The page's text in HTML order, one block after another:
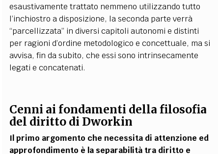
esaustivamente trattato nemmeno utilizzando tutto
l’inchiostro a disposizione, la seconda parte verrà
“parcellizzata” in diversi capitoli autonomi e distinti
per ragioni d’ordine metodologico e concettuale, ma si
avvisa, fin da subito, che essi sono intrinsecamente
legati e concatenati.
Cenni ai fondamenti della filosofia
del diritto di Dworkin
Il primo argomento che necessita di attenzione ed
approfondimento è la separabilità tra diritto e